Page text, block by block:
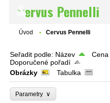
Cervus Pennelli
Úvod Cervus Pennelli
Seřadit podle: Název Cena
Doporučené pořadí
Obrázky
Tabulka
Parametry ∨